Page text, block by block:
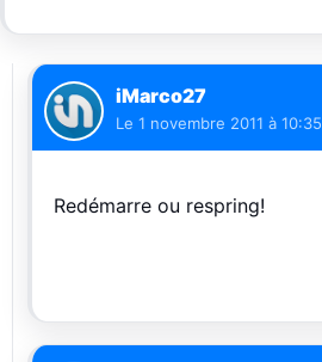
iMarco27
Le 1 novembre 2011 à 10:35
Redémarre ou respring!